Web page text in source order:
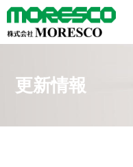
更新情報